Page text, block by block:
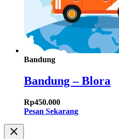
Bandung
Bandung – Blora
Rp450.000
Pesan Sekarang